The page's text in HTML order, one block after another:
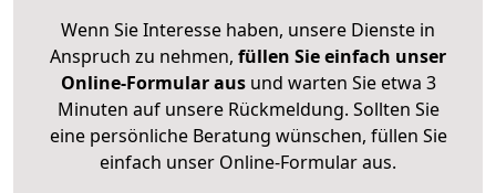
Wenn Sie Interesse haben, unsere Dienste in
Anspruch zu nehmen, füllen Sie einfach unser
Online-Formular ausund warten Sie etwa 3
Minuten auf unsere Rückmeldung. Sollten Sie
eine persönliche Beratung wünschen, füllen Sie
einfach unser Online-Formular aus.